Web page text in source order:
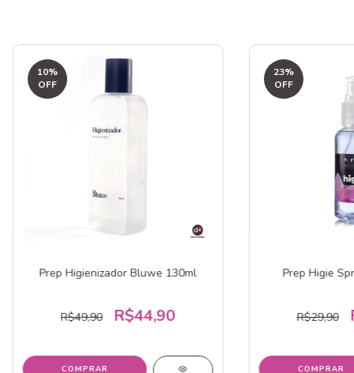
10%
OFF
Prep Higienizador Bluwe 130ml
R$49,90 R$44,90
23%
OFF
Prep Higie
R$29,90